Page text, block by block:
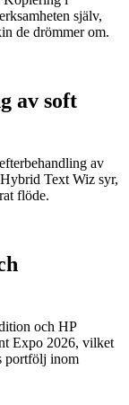
själv,
de drömmer om.
av soft
av
Text Wiz syr,
flöde.
och HP
Expo 2026, vilket
portfölj inom